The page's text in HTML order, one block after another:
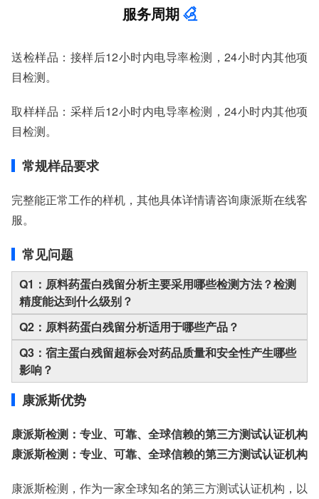
服务周期
送检样品：接样后12小时内电导率检测，24小时内其他项
目检测。
取样样品：采样后12小时内电导率检测，24小时内其他项
目检测。
常规样品要求
完整能正常工作的样机，其他具体详情请咨询康派斯在线客
服。
常见问题
Q1：原料药蛋白残留分析主要采用哪些检测方法？检测
精度能达到什么级别？
Q2：原料药蛋白残留分析适用于哪些产品？
Q3：宿主蛋白残留超标会对药品质量和安全性产生哪些
影响？
康派斯优势
康派斯检测：专业、可靠、全球信赖的第三方测试认证机构
康派斯检测：专业、可靠、全球信赖的第三方测试认证机构
康派斯检测，作为一家全球知名的第三方测试认证机构，以